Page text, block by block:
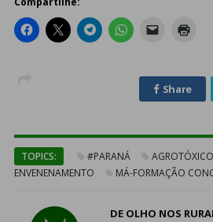
Share
TOPICS: #PARANÁ
ENVENENAMENTO
MÁ-FORMAÇÃO
DE OLHO NOS